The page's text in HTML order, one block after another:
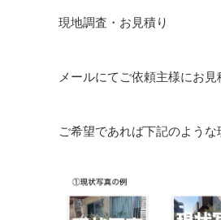
現地調査・お見積り
メールにてご依頼主様にお見
ご希望であれば下記のよう